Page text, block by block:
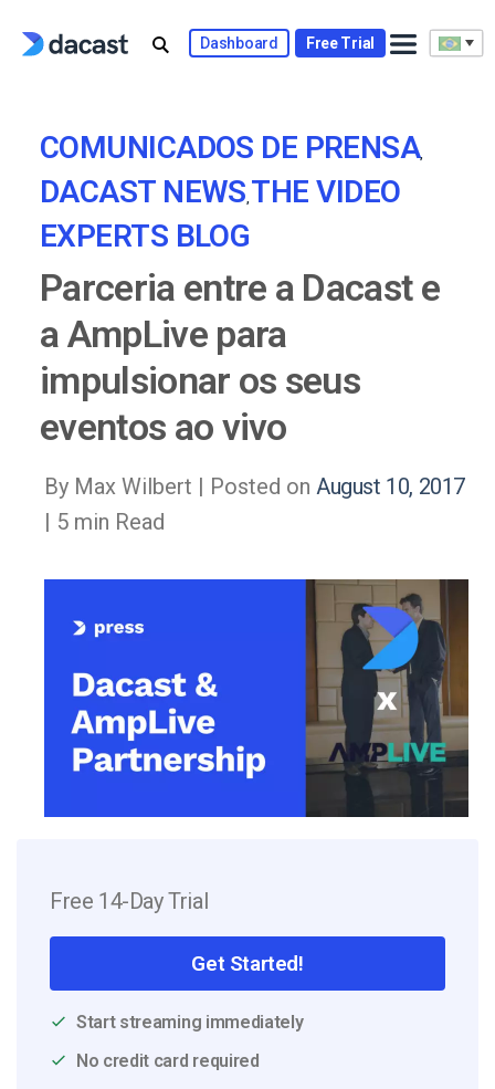
Dashboard Free Trial
COMUNICADOS DE PRENSA,
DACAST NEWSTHE VIDEO
EXPERTS BLOG
Parceria entre a Dacast e
a AmpLive para
impulsionar os seus
eventos ao vivo
By Max Wilbert | Posted on August 10, 2017
| 5 min Read
Free 14-Day Trial
Get Started!
Start streaming immediately
No credit card required